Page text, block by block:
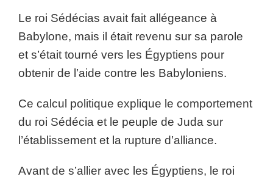
Le roi Sédécias avait fait allégeance à
Babylone, mais il était revenu sur sa parole
et s’était tourné vers les Égyptiens pour
obtenir de l’aide contre les Babyloniens.
Ce calcul politique explique le comportement
du roi Sédécia et le peuple de Juda sur
l’établissement et la rupture d’alliance.
Avant de s’allier avec les Égyptiens, le roi